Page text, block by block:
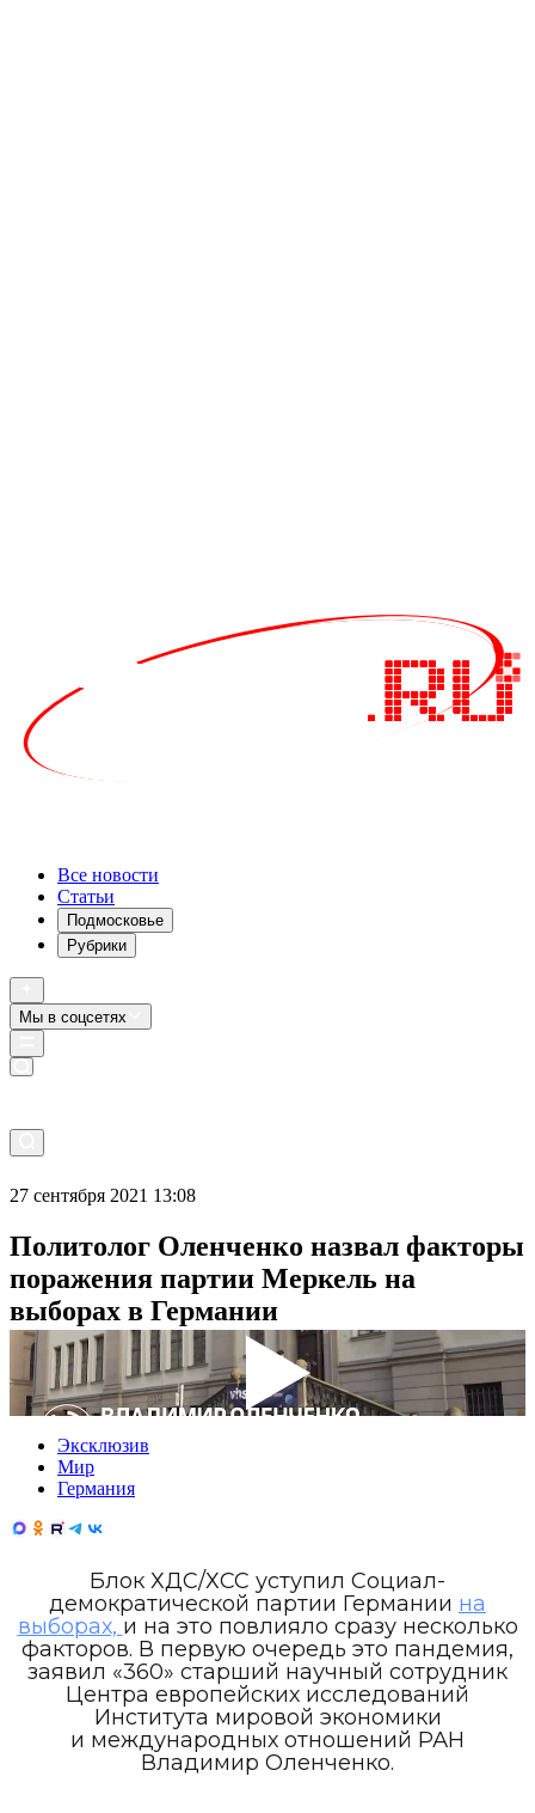
Все новости
Статьи
Подмосковье
Рубрики
Мы в соцсетях
27 сентября 2021 13:08
Политолог Оленченко назвал факторы
поражения партии Меркель на
выборах в Германии
Эксклюзив
Мир
Германия
Блок ХДС/ХСС уступил Социал-
демократической партии Германии на
выборах, и на это повлияло сразу несколько
факторов. В первую очередь это пандемия,
заявил «360» старший научный сотрудник
Центра европейских исследований
Института мировой экономики
и международных отношений РАН
Владимир Оленченко.